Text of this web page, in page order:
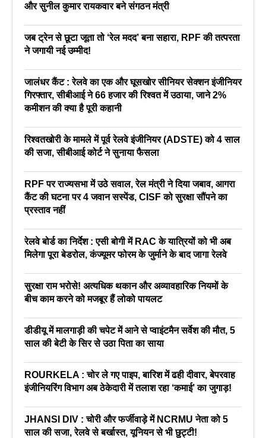
और सुनील कुमार रायकवार बने संगठन मंत्री
जब ट्रेन से छूटा जूता तो ‘रेल मदद’ बना सहारा, RPF की तत्परता
ने जगायी नई उम्मीद!
जालंधर कैंट : रेलवे का एक और घूसखोर सीनियर सेक्शन इंजीनियर
गिरफ्तार, सीबीआई ने 66 हजार की रिश्वत में उठाया, जाने 2%
कमीशन की क्या है पूरी कहानी
रिश्वतखोरी के मामले में पूर्व रेलवे इंजीनियर (ADSTE) को 4 साल
की सजा, सीबीआई कोर्ट ने सुनाया फैसला
RPF पर राज्यसभा में उठे सवाल, रेल मंत्री ने दिया जबाव, आगरा
कैंट की घटना पर 4 जवान सस्पेंड, CISF को सुरक्षा सौंपने का
प्रस्ताव नहीं
रेलवे बोर्ड का निर्देश : एसी बोगी में RAC के यात्रियों को भी अब
मिलेगा पूरा बेडरोल, कंज्यूमर फोरम के जुर्माने के बाद जागा रेलवे
सुरक्षा राम भरोसे! अत्यधिक थकान और अव्यावहारिक नियमों के
बीच काम करने को मजबूर हैं लोको पायलट
डीडीयू में मालगाड़ी की चपेट में आने से प्वाइंटमैन सर्वेश की मौत, 5
साल की बेटी के सिर से उठा पिता का साया
ROURKELA : चोर ले गए पाइप, बारिश में ढही दीवार, बेपरवाह
इंजीनियरिंग विभाग अब ठेकेदारी में तलाश रहा ‘कमाई’ का जुगाड़!
JHANSI DIV : चोरी और फर्जीवाड़े में NCRMU नेता को 5
साल की सजा, रेलवे से बर्खास्त, यूनियन से भी छुट्टी!